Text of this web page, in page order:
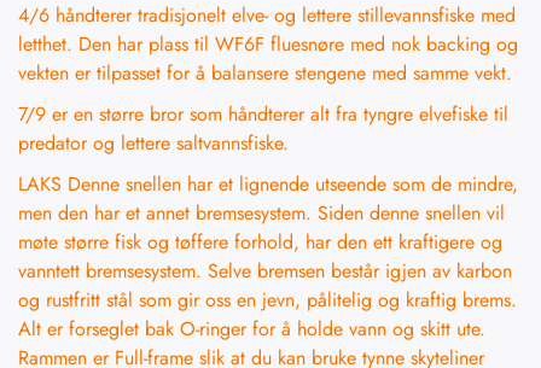
4/6 håndterer tradisjonelt elve- og lettere stillevannsfiske med
letthet. Den har plass til WF6F fluesnøre med nok backing og
vekten er tilpasset for å balansere stengene med samme vekt.
7/9 er en større bror som håndterer alt fra tyngre elvefiske til
predator og lettere saltvannsfiske.
LAKS Denne snellen har et lignende utseende som de mindre,
men den har et annet bremsesystem. Siden denne snellen vil
møte større fisk og tøffere forhold, har den ett kraftigere og
vanntett bremsesystem. Selve bremsen består igjen av karbon
og rustfritt stål som gir oss en jevn, pålitelig og kraftig brems.
Alt er forseglet bak O-ringer for å holde vann og skitt ute.
Rammen er Full-frame slik at du kan bruke tynne skyteliner